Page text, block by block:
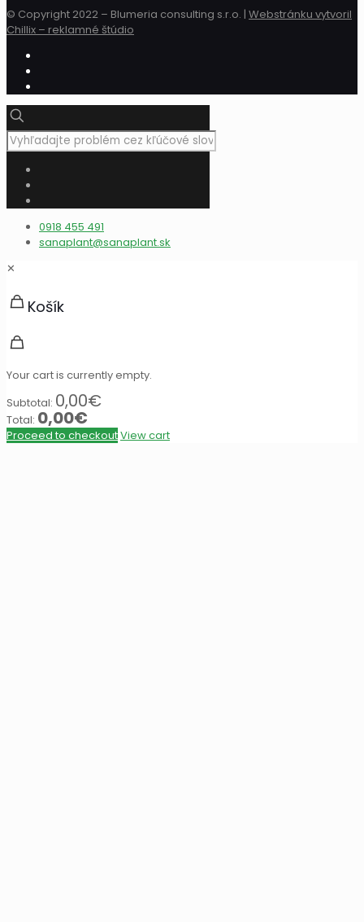
© Copyright 2022 – Blumeria consulting s.r.o. | Webstránku vytvoril
Chillix – reklamné štúdio
0918 455 491
sanaplant@sanaplant.sk
✕
Košík
Your cart is currently empty.
Subtotal: 0,00€
Total: 0,00€
Proceed to checkoutView cart